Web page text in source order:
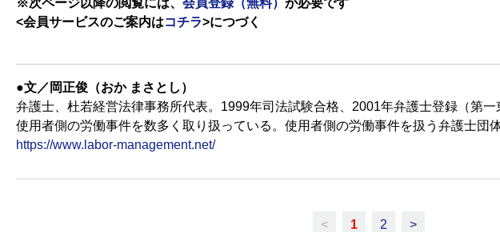
※次ページ以降の閲覧には、 会員登録（無料） が必要です
<会員サービスのご案内はコチラ>につづく
●文／岡正俊（おか まさとし）
弁護士、杜若経営法律事務所代表。1999年司法試験合格、2001年弁護士登録（第一
使用者側の労働事件を数多く取り扱っている。使用者側の労働事件を扱う弁護士団
https://www.labor-management.net/
< 1 2 >